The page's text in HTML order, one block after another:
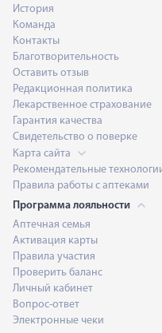
История
Команда
Контакты
Благотворительность
Оставить отзыв
Редакционная политика
Лекарственное страхование
Гарантия качества
Свидетельство о поверке
Карта сайта
Рекомендательные
Правила работы с аптеками
Программа лояльности
Аптечная семья
Активация карты
Правила участия
Проверить баланс
Личный кабинет
Вопрос-ответ
Электронные чеки